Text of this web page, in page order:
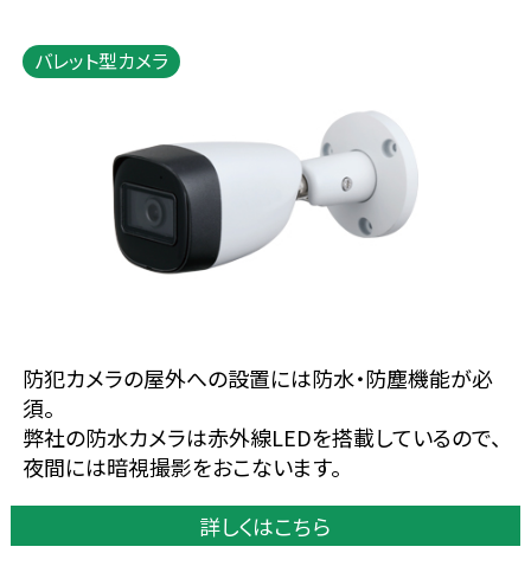
バレット型カメラ
防犯カメラの屋外への設置には防水・防塵機能が必
須。
弊社の防水カメラは赤外線LEDを搭載しているので、
夜間には暗視撮影をおこないます。
詳しくはこちら